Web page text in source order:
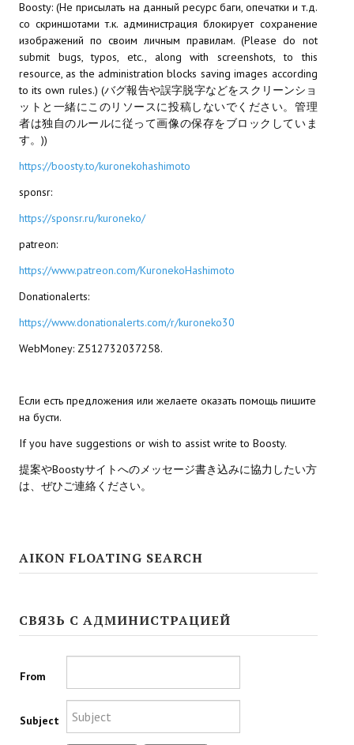
Новости Архив
МОДЫ ДЛЯ ИГР
Патчи
Mass Effect 2
Mass Effect 3
Моды
Divinity Original Sin Enhanced Edition
Dragon Age 2
Dragon Age: Inquisition
Fallout 3
Kingdoms of Amalur: Reckoning
Mass Effect Andromeda
Neverwinter Nights 1
Sims 3
Star Wars Jedi Knight: Dark Force II
Star Wars Knights of the Old Republic 2
Titan Quest Immortal Throne
Boosty: (Не присылать на данный ресурс баги, опечатки и т.д.
со скриншотами т.к. администрация блокирует сохранение
изображений по своим личным правилам. (Please do not
submit bugs, typos, etc., along with screenshots, to this
resource, as the administration blocks saving images according
to its own rules.) (バグ報告や誤字脱字などをスクリーンショ
ットと一緒にこのリソースに投稿しないでください。管理
者は独自のルールに従って画像の保存をブロックしていま
す。))
https://boosty.to/kuronekohashimoto
sponsr:
https://sponsr.ru/kuroneko/
patreon:
https://www.patreon.com/KuronekoHashimoto
Donationalerts:
https://www.donationalerts.com/r/kuroneko30
WebMoney: Z512732037258.
Если есть предложения или желаете оказать помощь пишите
на бусти.
If you have suggestions or wish to assist write to Boosty.
提案やBoostyサイトへのメッセージ書き込みに協力したい方
は、ぜひご連絡ください。
AIKON FLOATING SEARCH
СВЯЗЬ С АДМИНИСТРАЦИЕЙ
From
Subject